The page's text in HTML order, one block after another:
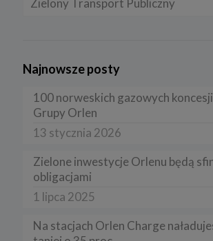
Zielony Transport Publiczny
Najnowsze posty
100 norweskich gazowych
Grupy Orlen
13 stycznia 2026
Zielone inwestycje Orlenu będą
obligacjami
1 lipca 2025
Na stacjach Orlen Charge